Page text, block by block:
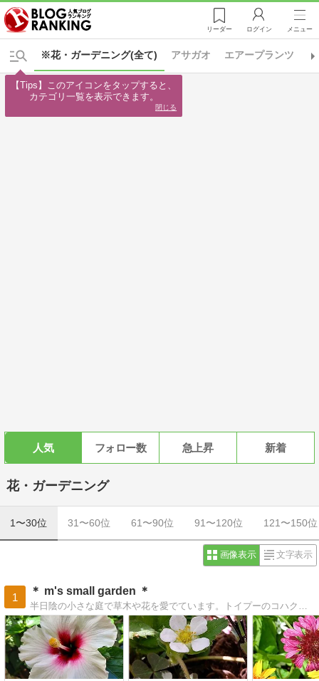
リーダー ログイン メニュー
※花・ガーデニング(全て) アサガオ エアープランツ
人気 フォロー数 急上昇 新着
花・ガーデニング
1〜30位 31〜60位 61〜90位 91〜120位 121〜150位
画像表示 文字表示
1
＊ m's small garden ＊
【Tips】このアイコンをタップすると、
カテゴリ一覧を表示できます。
閉じる